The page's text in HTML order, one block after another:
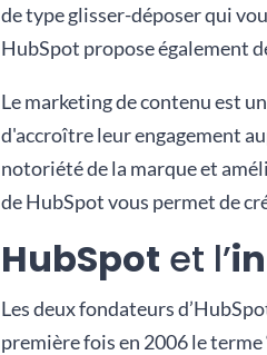
de type glisser-déposer qui
HubSpot propose également
Le marketing de contenu est
d'accroître leur engagement
notoriété de la marque et
de HubSpot vous permet de
HubSpot et l’
Les deux fondateurs
première fois en 2006 le terme